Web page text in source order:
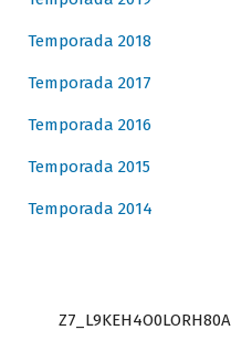
Temporada 2018
Temporada 2017
Temporada 2016
Temporada 2015
Temporada 2014